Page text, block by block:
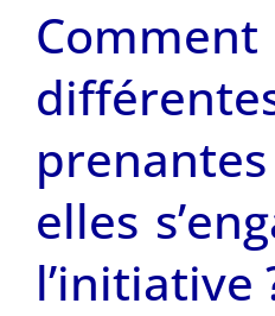
elles
l’initiative